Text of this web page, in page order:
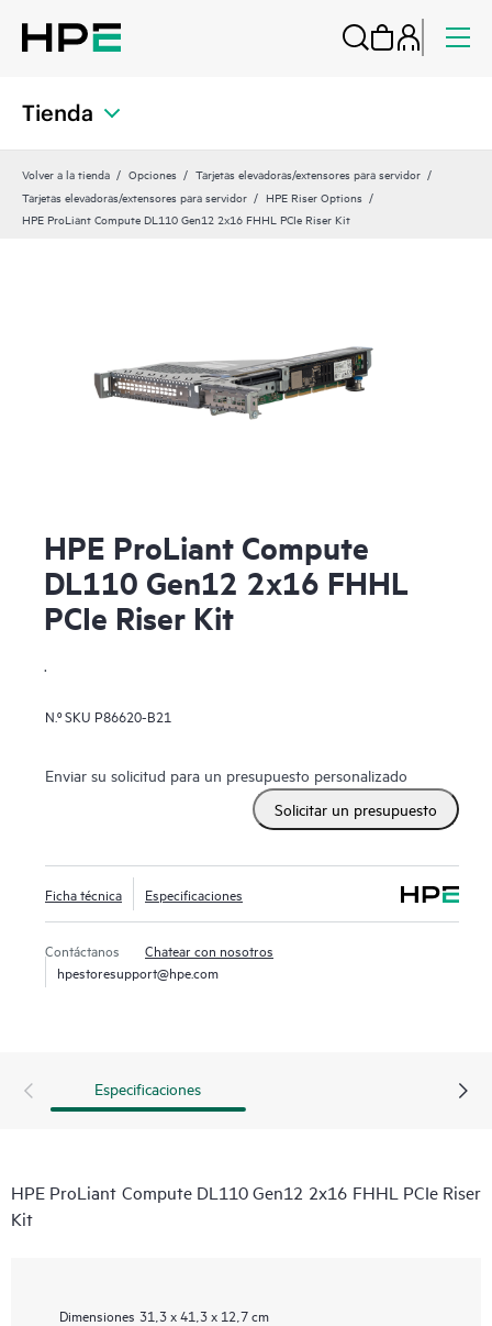
Tienda
Volver a la tienda Opciones
Tarjetas elevadoras/extensores para servidor
Tarjetas elevadoras/extensores para servidor
HPE Riser Options
HPE ProLiant Compute DL110 Gen12 2x16 FHHL PCIe Riser Kit
HPE ProLiant Compute
DL110 Gen12 2x16 FHHL
PCIe Riser Kit
N.º SKU P86620-B21
Enviar su solicitud para un presupuesto personalizado
Solicitar un presupuesto
Ficha técnica Especificaciones
Contáctanos
Chatear con nosotros
hpestoresupport@hpe.com
Especificaciones
HPE ProLiant Compute DL110 Gen12 2x16 FHHL PCIe Riser
Kit
Dimensiones 31,3 x 41,3 x 12,7 cm